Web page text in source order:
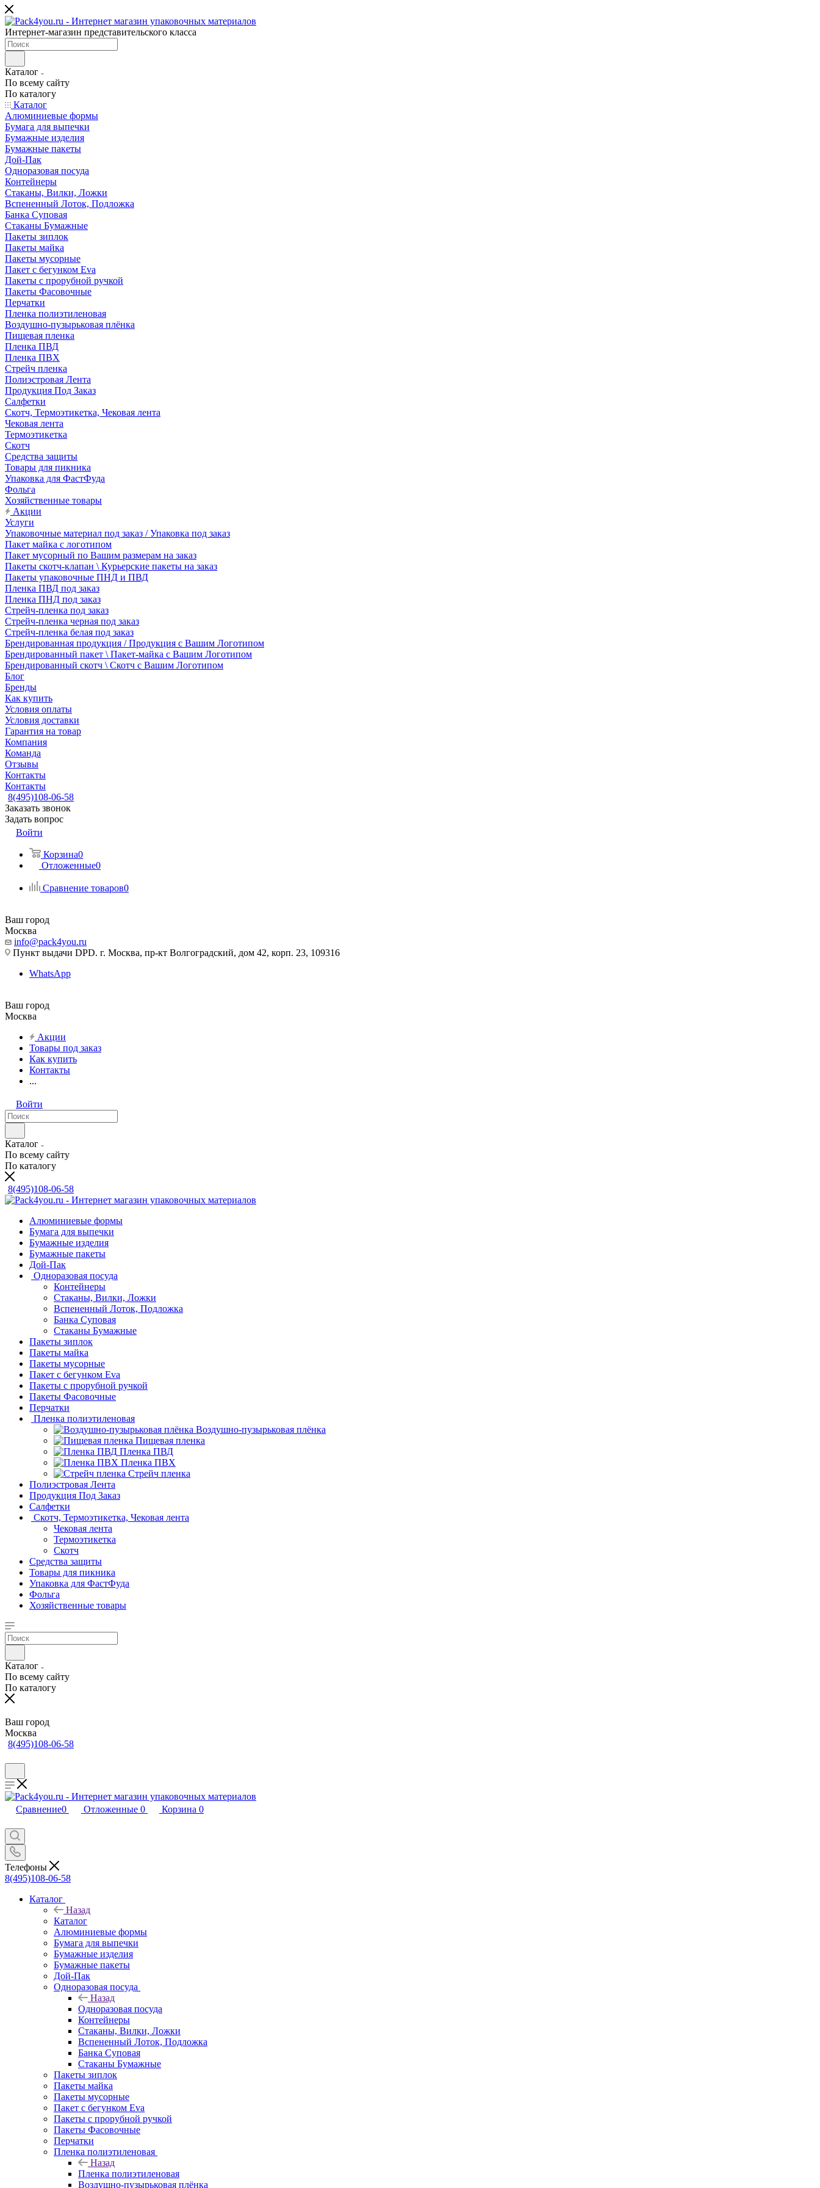
Интернет-магазин представительского класса
Каталог
По всему сайту
По каталогу
Каталог
Алюминиевые формы
Бумага для выпечки
Бумажные изделия
Бумажные пакеты
Дой-Пак
Одноразовая посуда
Контейнеры
Стаканы, Вилки, Ложки
Вспененный Лоток, Подложка
Банка Суповая
Стаканы Бумажные
Пакеты зиплок
Пакеты майка
Пакеты мусорные
Пакет с бегунком Eva
Пакеты с прорубной ручкой
Пакеты Фасовочные
Перчатки
Пленка полиэтиленовая
Воздушно-пузырьковая плёнка
Пищевая пленка
Пленка ПВД
Пленка ПВХ
Стрейч пленка
Полиэстровая Лента
Продукция Под Заказ
Салфетки
Скотч, Термоэтикетка, Чековая лента
Чековая лента
Термоэтикетка
Скотч
Средства защиты
Товары для пикника
Упаковка для ФастФуда
Фольга
Хозяйственные товары
Акции
Услуги
Упаковочные материал под заказ / Упаковка под заказ
Пакет майка с логотипом
Пакет мусорный по Вашим размерам на заказ
Пакеты скотч-клапан \ Курьерские пакеты на заказ
Пакеты упаковочные ПНД и ПВД
Пленка ПВД под заказ
Пленка ПНД под заказ
Стрейч-пленка под заказ
Стрейч-пленка черная под заказ
Стрейч-пленка белая под заказ
Брендированная продукция / Продукция с Вашим Логотипом
Брендированный пакет \ Пакет-майка с Вашим Логотипом
Брендированный скотч \ Скотч с Вашим Логотипом
Блог
Бренды
Как купить
Условия оплаты
Условия доставки
Гарантия на товар
Компания
Команда
Отзывы
Контакты
Контакты
8(495)108-06-58
Заказать звонок
Задать вопрос
Войти
Корзина0
Отложенные0
Сравнение товаров0
Ваш город
Москва
info@pack4you.ru
Пункт выдачи DPD. г. Москва, пр-кт Волгоградский, дом 42, корп. 23, 109316
WhatsApp
Ваш город
Москва
Акции
Товары под заказ
Как купить
Контакты
...
Войти
Каталог
По всему сайту
По каталогу
8(495)108-06-58
Алюминиевые формы
Бумага для выпечки
Бумажные изделия
Бумажные пакеты
Дой-Пак
Одноразовая посуда
Контейнеры
Стаканы, Вилки, Ложки
Вспененный Лоток, Подложка
Банка Суповая
Стаканы Бумажные
Пакеты зиплок
Пакеты майка
Пакеты мусорные
Пакет с бегунком Eva
Пакеты с прорубной ручкой
Пакеты Фасовочные
Перчатки
Пленка полиэтиленовая
Воздушно-пузырьковая плёнка
Пищевая пленка
Пленка ПВД
Пленка ПВХ
Стрейч пленка
Полиэстровая Лента
Продукция Под Заказ
Салфетки
Скотч, Термоэтикетка, Чековая лента
Чековая лента
Термоэтикетка
Скотч
Средства защиты
Товары для пикника
Упаковка для ФастФуда
Фольга
Хозяйственные товары
Каталог
По всему сайту
По каталогу
Ваш город
Москва
8(495)108-06-58
Сравнение0 Отложенные 0 Корзина 0
Телефоны
8(495)108-06-58
Каталог
Назад
Каталог
Алюминиевые формы
Бумага для выпечки
Бумажные изделия
Бумажные пакеты
Дой-Пак
Одноразовая посуда
Назад
Одноразовая посуда
Контейнеры
Стаканы, Вилки, Ложки
Вспененный Лоток, Подложка
Банка Суповая
Стаканы Бумажные
Пакеты зиплок
Пакеты майка
Пакеты мусорные
Пакет с бегунком Eva
Пакеты с прорубной ручкой
Пакеты Фасовочные
Перчатки
Пленка полиэтиленовая
Назад
Пленка полиэтиленовая
Воздушно-пузырьковая плёнка